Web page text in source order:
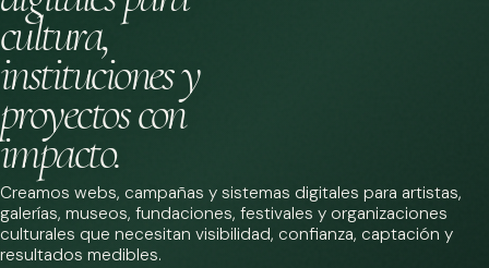
cultura,
instituciones y
proyectos con
impacto.
Creamos webs, campañas y sistemas digitales para artistas,
galerías, museos, fundaciones, festivales y organizaciones
culturales que necesitan visibilidad, confianza, captación y
resultados medibles.